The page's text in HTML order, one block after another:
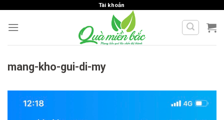
content
Tài khoản
mang-kho-gui-di-my